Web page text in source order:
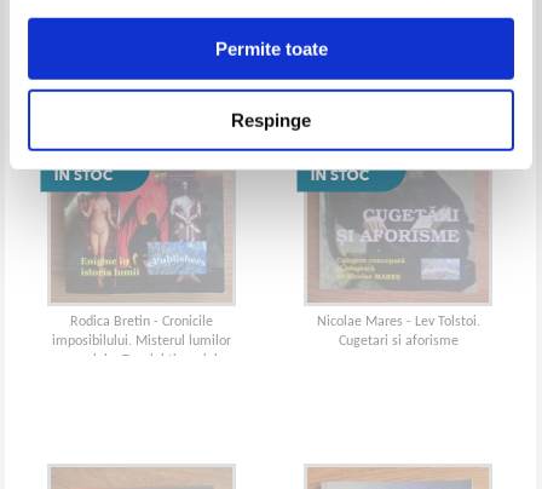
Permite toate
Respinge
Rodica Bretin - Cronicile
imposibilului. Misterul lumilor
paralele. Tunelul timpului
Nicolae Mares - Lev Tolstoi.
Cugetari si aforisme